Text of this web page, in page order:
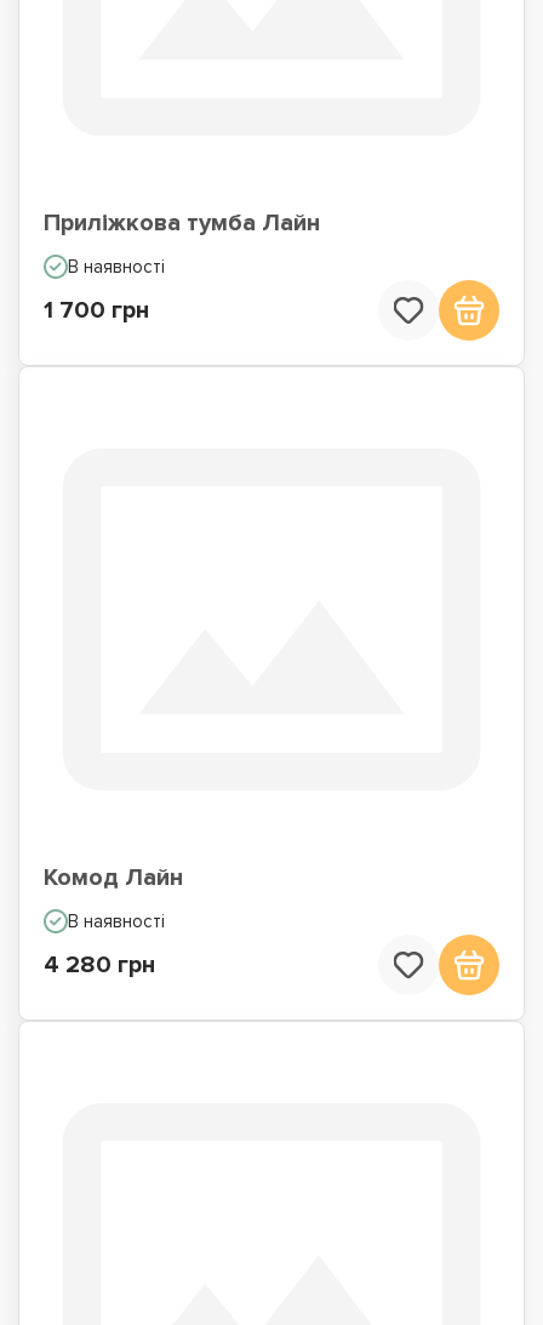
Приліжкова тумба Лайн
В наявності
1 700 грн
Комод Лайн
В наявності
4 280 грн